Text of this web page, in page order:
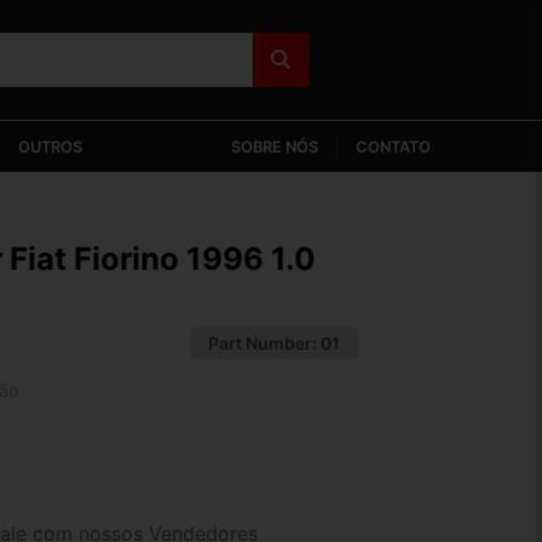
OUTROS SOBRE NÓS CONTATO
Fiorino 1996 1.0
Part Number: 01
com nossos Vendedores